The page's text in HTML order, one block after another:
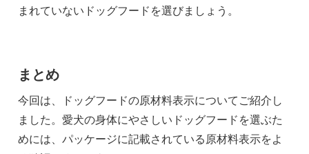
まれていないドッグフードを選びましょう。
まとめ
今回は、ドッグフードの原材料表示についてご紹介し
ました。愛犬の身体にやさしいドッグフードを選ぶた
めには、パッケージに記載されている原材料表示をよ